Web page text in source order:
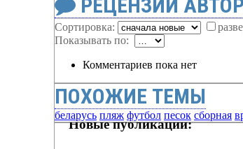
РЕЦЕНЗИИ
Сортировка:
Показывать по:
Комментариев пока нет
ПОХОЖИЕ ТЕМЫ
беларусь пляж футбол песок сборная
Новые публикации: